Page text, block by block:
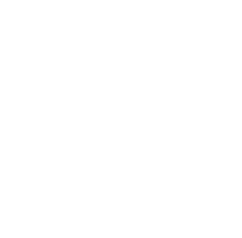
freigegeben.
von A-Z finden Sie
Sachgebiete zur Online-
buchen